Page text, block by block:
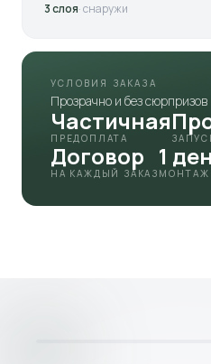
3 слоя· снаружи
УСЛОВИЯ ЗАКАЗА
Прозрачно и без сюрпризов
Частичная
ПРЕДОПЛАТА
Договор
НА КАЖДЫЙ ЗАКАЗ
1
МОНТАЖ